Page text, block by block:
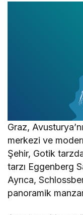
Graz,
merkezi ve
Şehir, Gotik
tarzı Eggenberg
Ayrıca,
panoramik